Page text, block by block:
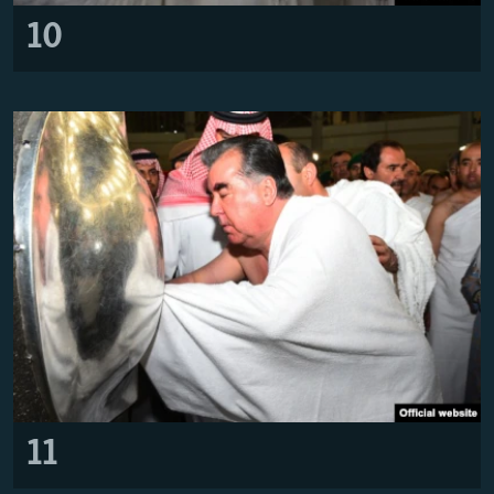
10
11